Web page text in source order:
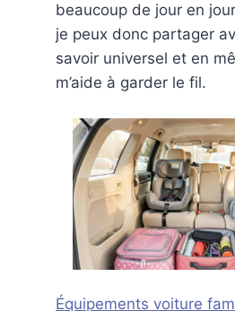
beaucoup de jour en
je peux donc partager
savoir universel et en
m’aide à garder le fil.
Équipements voiture